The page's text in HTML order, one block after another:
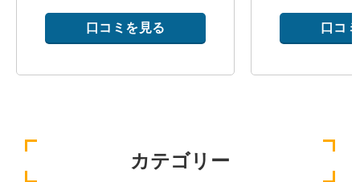
口コミを見る 口コ
カテゴリー